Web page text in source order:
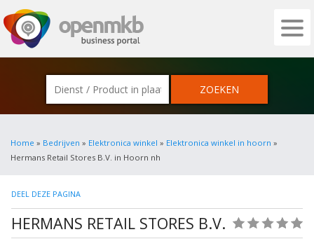
OPENMKB - DE ZAKELIJKE PORTAL
Home » Bedrijven » Elektronica winkel » Elektronica winkel in hoorn »
Hermans Retail Stores B.V. in Hoorn nh
DEEL DEZE PAGINA
HERMANS RETAIL STORES B.V.